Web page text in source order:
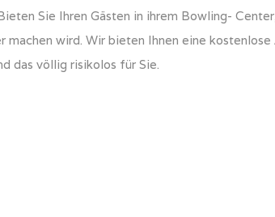
Sie Ihren Gästen in ihrem Bowling-
wird. Wir bieten Ihnen eine
das völlig risikolos für Sie.